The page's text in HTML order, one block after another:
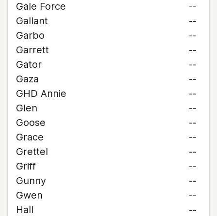
Gale Force
--
Gallant
--
Garbo
--
Garrett
--
Gator
--
Gaza
--
GHD Annie
--
Glen
--
Goose
--
Grace
--
Grettel
--
Griff
--
Gunny
--
Gwen
--
Hall
--